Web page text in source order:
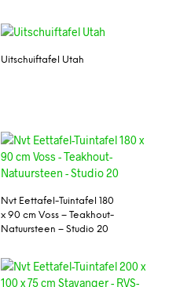
Uitschuiftafel Utah
Nvt Eettafel-Tuintafel 180
x 90 cm Voss – Teakhout-
Natuursteen – Studio 20